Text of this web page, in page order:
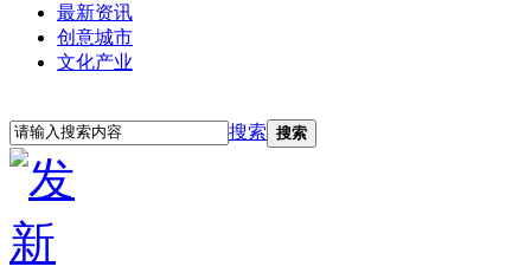
最新资讯
创意城市
文化产业
搜索 搜索